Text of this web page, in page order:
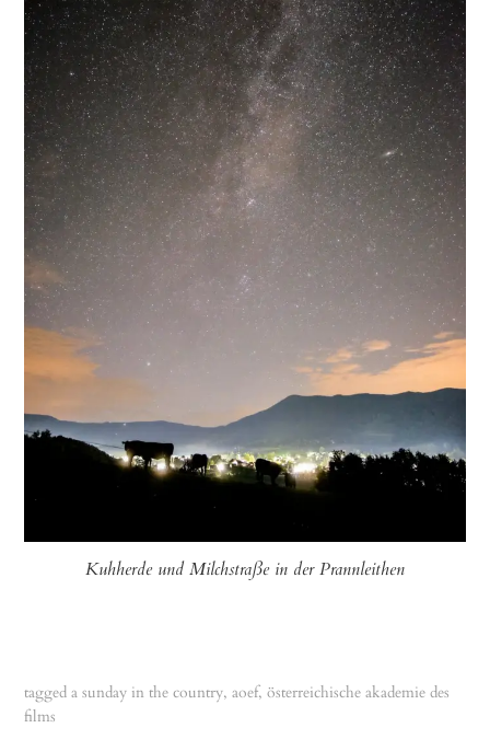
Kuhherde und Milchstraße in der Prannleithen
taggeda sunday in the country,aoef,österreichische akademie des
films